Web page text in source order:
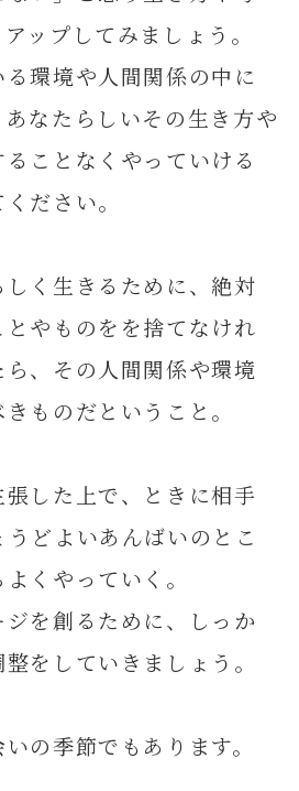
ップしてみましょう。
環境や人間関係の中に
なたらしいその生き方や
ことなくやっていける
ださい。
く生きるために、絶対
やものをを捨てなけれ
、その人間関係や環境
ものだということ。
した上で、ときに相手
どよいあんばいのとこ
くやっていく。
を創るために、しっか
をしていきましょう。
の季節でもあります。